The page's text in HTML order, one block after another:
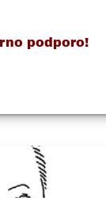
podporo!